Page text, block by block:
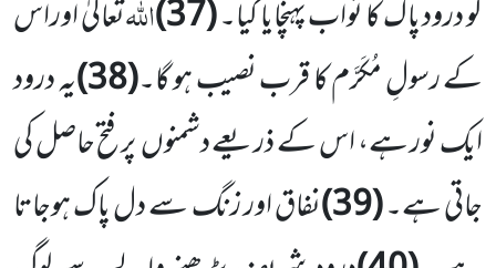
کو درود پاک کا ثواب پہنچایا گیا۔(37) اللہتعالیٰ اوراس
کے رسولِ مُکَرَّم کا قرب نصیب ہو گا۔(38)
یہ درود
ایک نور ہے، اس کے ذریعے دشمنوں پر فتح حاصل کی
جاتی ہے۔(39)
نفاق اور زنگ سے دل پاک ہوجاتا